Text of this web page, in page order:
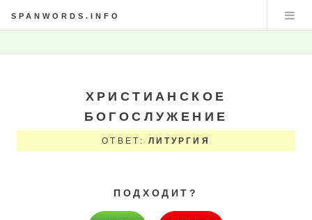
SPANWORDS.INFO
ХРИСТИАНСКОЕ
БОГОСЛУЖЕНИЕ
ОТВЕТ: ЛИТУРГИЯ
ПОДХОДИТ?